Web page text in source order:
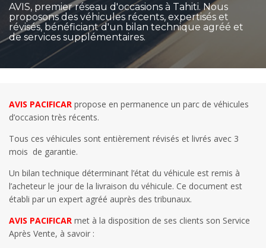
AVIS, premier réseau d'occasions à Tahiti. Nous
proposons des véhicules récents, expertisés et
révisés, bénéficiant d'un bilan technique agréé et
de services supplémentaires.
AVIS PACIFICAR propose en permanence un parc de véhicules
d’occasion très récents.
Tous ces véhicules sont entièrement révisés et livrés avec 3
mois de garantie.
Un bilan technique déterminant l’état du véhicule est remis à
l’acheteur le jour de la livraison du véhicule. Ce document est
établi par un expert agréé auprès des tribunaux.
AVIS PACIFICAR met à la disposition de ses clients son Service
Après Vente, à savoir :